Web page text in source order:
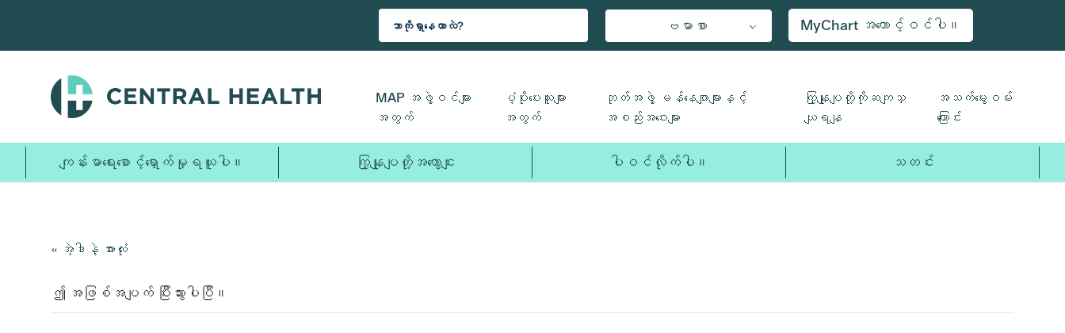
သို့
ပါ။
ဗမာစာ MyChart အကောင့်ဝင်ပါ။
MAP အဖွဲ့ဝင်များ
အတွက်
ပံ့ပိုးပေးသူများ
အတွက်
ဘုတ်အဖွဲ့ မန်နေဂျာများနှင့်
အစည်းအဝေးများ
ကြှနျုပျတို့ကိုဆကျသှ
ယျရနျ
အသက်မွေးဝမ်း
ကြောင်း
ကျန်းမာရေးစောင့်ရှောက်မှုရယူပါ။ ကြှနျုပျတို့အကွောငျး ပါဝင်လိုက်ပါ။ သတင်း
« အဲ့ဒါနဲ့ အားလုံး
ဤ အဖြစ်အပျက် ပြီးသွားပါပြီ။